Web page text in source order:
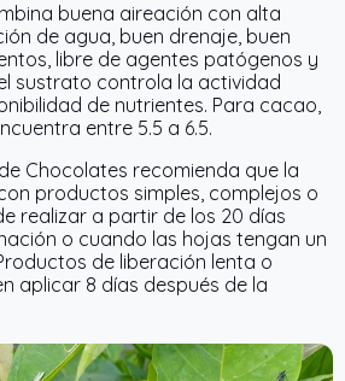
buena aireación con alta
de agua, buen drenaje, buen
libre de agentes patógenos y
sustrato controla la actividad
de nutrientes. Para cacao,
entre 5.5 a 6.5.
Chocolates recomienda que la
productos simples, complejos o
realizar a partir de los 20 días
o cuando las hojas tengan un
de liberación lenta o
aplicar 8 días después de la